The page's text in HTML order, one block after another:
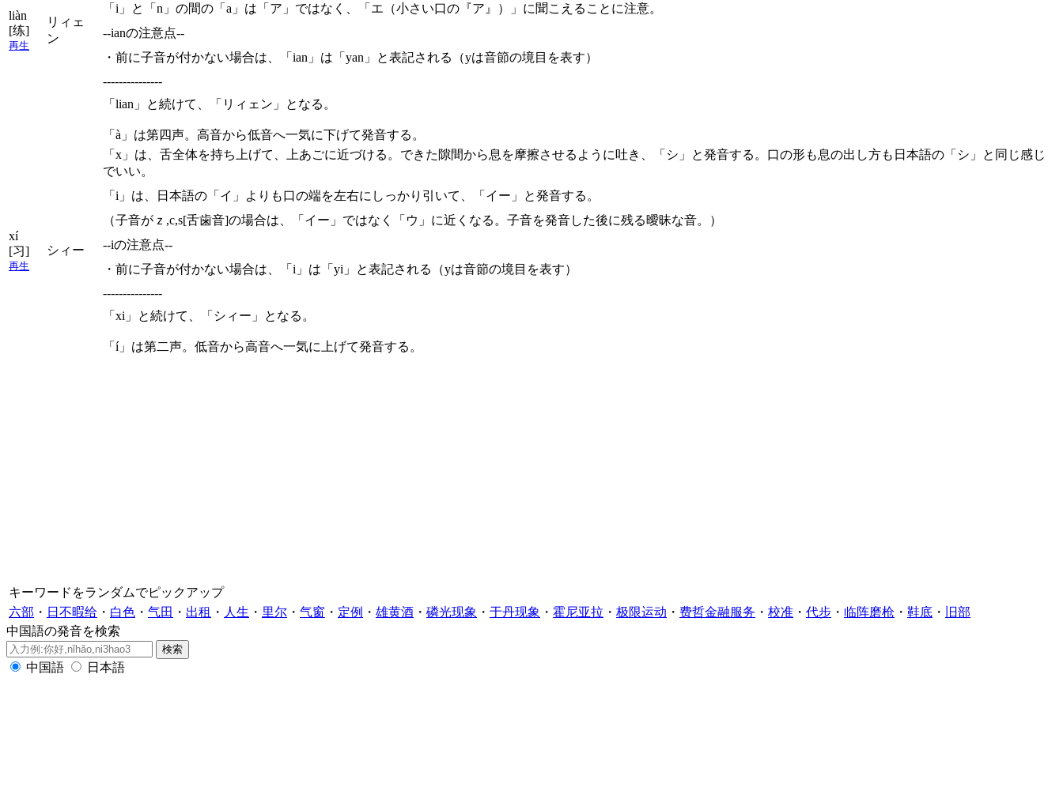
liàn
[练]
再生
リィェ
ン
「i」と「n」の間の「a」は「ア」ではなく、「エ（小さい口の『ア』）」に聞こえることに注意。
--ianの注意点--
・前に子音が付かない場合は、「ian」は「yan」と表記される（yは音節の境目を表す）
---------------
「lian」と続けて、「リィェン」となる。
「à」は第四声。高音から低音へ一気に下げて発音する。
xí
[习]
再生
シィー
「x」は、舌全体を持ち上げて、上あごに近づける。できた隙間から息を摩擦させるように吐き、「シ」と発音する。口の形も息の出し方も日本語の「シ」と同じ感じ
でいい。
「i」は、日本語の「イ」よりも口の端を左右にしっかり引いて、「イー」と発音する。
（子音がｚ,c,s[舌歯音]の場合は、「イー」ではなく「ウ」に近くなる。子音を発音した後に残る曖昧な音。）
--iの注意点--
・前に子音が付かない場合は、「i」は「yi」と表記される（yは音節の境目を表す）
---------------
「xi」と続けて、「シィー」となる。
「í」は第二声。低音から高音へ一気に上げて発音する。
キーワードをランダムでピックアップ
六部 ・ 日不暇给 ・ 白色 ・ 气田 ・ 出租 ・ 人生 ・ 里尔 ・ 气窗 ・ 定例 ・ 雄黄酒 ・ 磷光现象 ・ 于丹现象 ・ 霍尼亚拉 ・ 极限运动 ・ 费哲金融服务 ・ 校准 ・ 代步 ・ 临阵磨枪 ・ 鞋底 ・
旧部
中国語の発音を検索
中国語 日本語